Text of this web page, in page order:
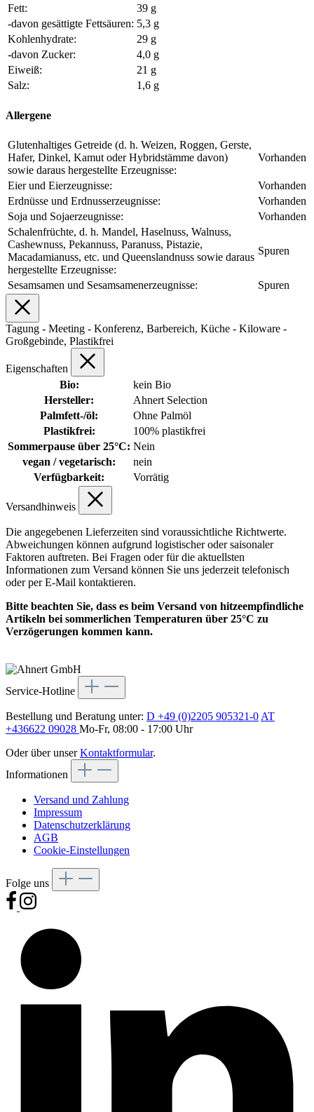
Fett:
39 g
-davon gesättigte Fettsäuren: 5,3 g
Kohlenhydrate:
29 g
-davon Zucker:
4,0 g
Eiweiß:
21 g
Salz:
1,6 g
Allergene
Glutenhaltiges Getreide (d. h. Weizen, Roggen, Gerste,
Hafer, Dinkel, Kamut oder Hybridstämme davon)
sowie daraus hergestellte Erzeugnisse:
Vorhanden
Eier und Eierzeugnisse:
Vorhanden
Erdnüsse und Erdnusserzeugnisse:
Vorhanden
Soja und Sojaerzeugnisse:
Vorhanden
Schalenfrüchte, d. h. Mandel, Haselnuss, Walnuss,
Cashewnuss, Pekannuss, Paranuss, Pistazie,
Macadamianuss, etc. und Queenslandnuss sowie daraus
hergestellte Erzeugnisse:
Spuren
Sesamsamen und Sesamsamenerzeugnisse: Spuren
Tagung - Meeting - Konferenz, Barbereich, Küche - Kiloware -
Großgebinde, Plastikfrei
Eigenschaften
Bio:
kein Bio
Hersteller:
Ahnert Selection
Palmfett-/öl:
Ohne Palmöl
Plastikfrei:
100% plastikfrei
Sommerpause über 25°C: Nein
vegan / vegetarisch:
nein
Verfügbarkeit:
Vorrätig
Versandhinweis
Die angegebenen Lieferzeiten sind voraussichtliche Richtwerte.
Abweichungen können aufgrund logistischer oder saisonaler
Faktoren auftreten. Bei Fragen oder für die aktuellsten
Informationen zum Versand können Sie uns jederzeit telefonisch
oder per E-Mail kontaktieren.
Bitte beachten Sie, dass es beim Versand von hitzeempfindliche
Artikeln bei sommerlichen Temperaturen über 25°C zu
Verzögerungen kommen kann.
Service-Hotline
Bestellung und Beratung unter: D +49 (0)2205 905321-0 AT
+436622 09028 Mo-Fr, 08:00 - 17:00 Uhr
Oder über unserKontaktformular.
Informationen
Versand und Zahlung
Impressum
Datenschutzerklärung
AGB
Cookie-Einstellungen
Folge uns